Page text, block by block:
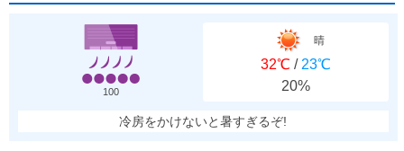
100
晴
32℃ / 23℃
20%
冷房をかけないと暑すぎるぞ!